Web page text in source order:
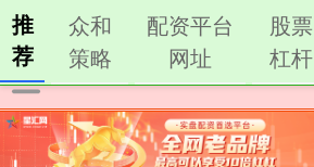
推
荐
众和
策略
配资平台
网址
股票
杠杆